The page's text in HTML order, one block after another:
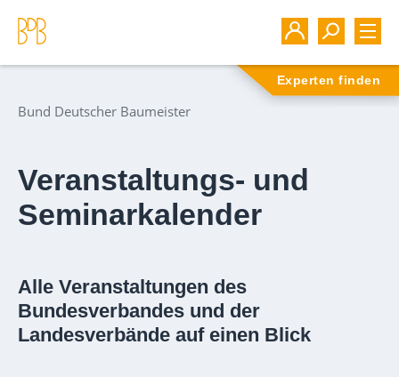
Experten finden
Bund Deutscher Baumeister
Veranstaltungs- und
Seminarkalender
Alle Veranstaltungen des
Bundesverbandes und der
Landesverbände auf einen Blick